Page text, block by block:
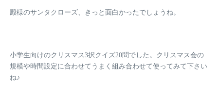
殿様のサンタクローズ、きっと面白かったでしょうね。
小学生向けのクリスマス3択クイズ20問でした。クリスマス会の
規模や時間設定に合わせてうまく組み合わせて使ってみて下さい
ね♪